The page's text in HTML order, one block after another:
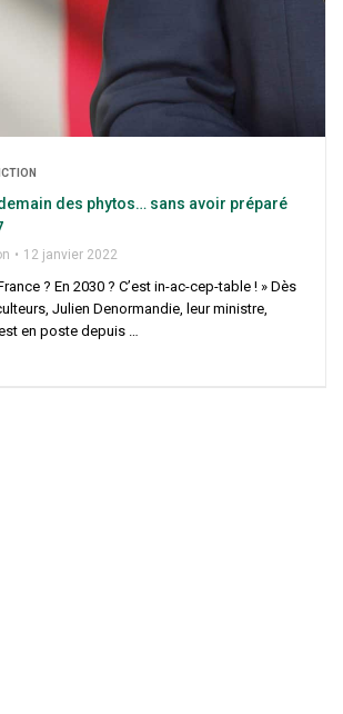
des phy­tos… sans avoir pré­pa­ré
12 jan­vier 2022
? En 2030 ? C’est in-ac-cep-table ! » Dès
Julien Denor­man­die, leur ministre,
en poste depuis …